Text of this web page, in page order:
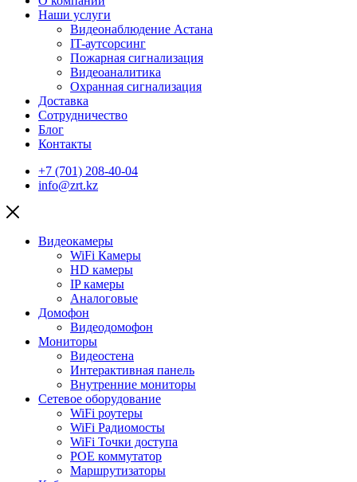
Наши услуги
Видеонаблюдение Астана
IT-аутсорсинг
Пожарная сигнализация
Видеоаналитика
Охранная сигнализация
Доставка
Сотрудничество
Блог
Контакты
+7 (701) 208-40-04
info@zrt.kz
Видеокамеры
WiFi Камеры
HD камеры
IP камеры
Аналоговые
Домофон
Видеодомофон
Мониторы
Видеостена
Интерактивная панель
Внутренние мониторы
Сетевое оборудование
WiFi роутеры
WiFi Радиомосты
WiFi Точки доступа
POE коммутатор
Маршрутизаторы